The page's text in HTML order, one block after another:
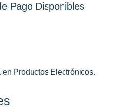
Pago Disponibles
Productos Electrónicos.